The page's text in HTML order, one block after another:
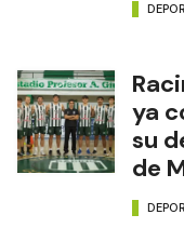
ya
su
de